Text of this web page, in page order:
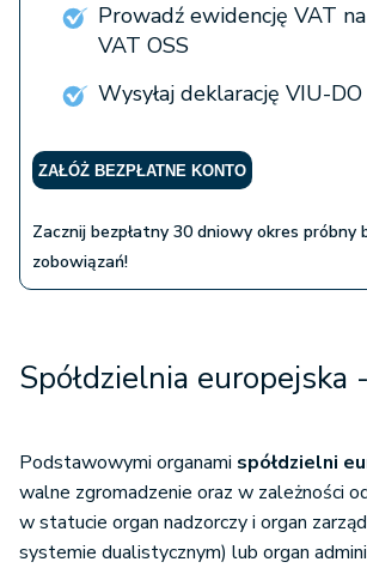
Prowadź ewidencję VAT
VAT OSS
Wysyłaj deklarację VIU-
ZAŁÓŻ BEZPŁATNE KONTO
Zacznij bezpłatny 30 dniowy okres próbny
zobowiązań!
Spółdzielnia europejska
Podstawowymi organami spółdzielni
walne zgromadzenie oraz w zależności
w statucie organ nadzorczy i organ
systemie dualistycznym) lub organ